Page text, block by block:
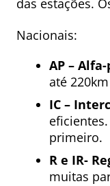
das estações.
Nacionais:
AP –
até
IC –
primeiro.
R e IR-
muitas